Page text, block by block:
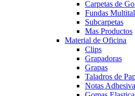
Carpetas de
Fundas
Subcarpetas
Mas Productos
Material de Oficina
Clips
Grapadoras
Grapas
Taladros de
Notas